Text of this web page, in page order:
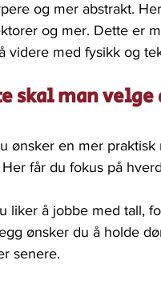
og mer abstrakt.
og mer. Dette er
videre med fysikk og
skal man velge
ønsker en mer
får du fokus på
liker å jobbe med tall,
ønsker du å holde
senere.